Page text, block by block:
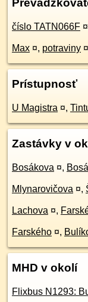
číslo TATN066F ¤
Max ¤, potraviny ¤
Prístupnosť
U Magistra ¤,
Zastávky v
Bosákova ¤,
Mlynarovičova ¤,
Lachova ¤,
Farského ¤,
MHD v okolí
Flixbus N1293: